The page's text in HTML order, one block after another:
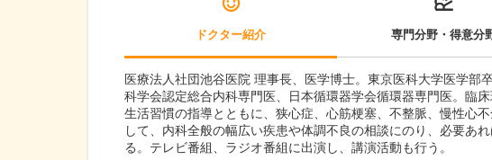
ドクター紹介 専門分野・得意分
医療法人社団池谷医院 理事長、医学博士。東京医科大学医学部
科学会認定総合内科専門医、日本循環器学会循環器専門医。臨
生活習慣の指導とともに、狭心症、心筋梗塞、不整脈、慢性心
して、内科全般の幅広い疾患や体調不良の相談にのり、必要あ
る。テレビ番組、ラジオ番組に出演し、講演活動も行う。